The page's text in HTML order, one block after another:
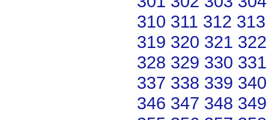
310 311 312 313
319 320 321 322
328 329 330 331
337 338 339 340
346 347 348 349